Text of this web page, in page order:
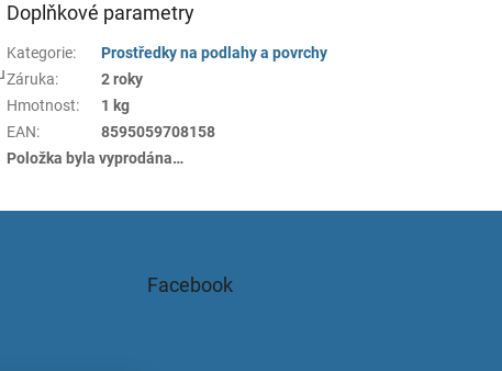
Doplňkové parametry
Kategorie:
Prostředky na podlahy a povrchy
Záruka:
2 roky
Hmotnost:
1 kg
EAN:
8595059708158
Položka byla vyprodána…
Facebook